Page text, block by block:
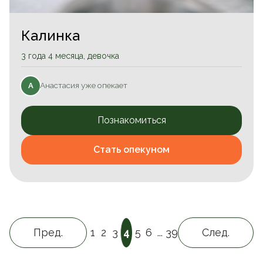
Калинка
3 года 4 месяца, девочка
А Анастасия уже опекает
Познакомиться
Стать опекуном
Пред. 1 2 3 4 5 6 ... 39 След.